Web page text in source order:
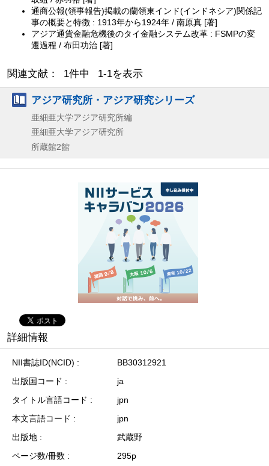
通商公報(領事報告)掲載の蘭領東インド(インドネシア)関係記
事の概要と特徴 : 1913年から1924年 / 南原真 [著]
アジア通貨金融危機後のタイ金融システム改革 : FSMPの変
遷過程 / 布田功治 [著]
関連文献： 1件中 1-1を表示
アジア研究所・アジア研究シリーズ
亜細亜大学アジア研究所編
亜細亜大学アジア研究所
所蔵館2館
詳細情報
NII書誌ID(NCID)
BB30312921
出版国コード
ja
タイトル言語コード
jpn
本文言語コード
jpn
出版地
武蔵野
ページ数/冊数
295p